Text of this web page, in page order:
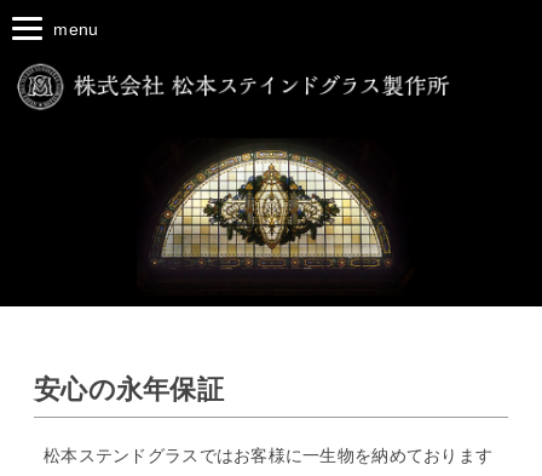
menu
安心の永年保証
松本ステンドグラスではお客様に一生物を納めております